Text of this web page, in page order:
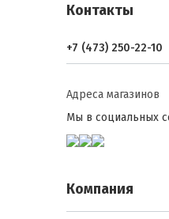
Контакты
+7 (473) 250-22-10
Адреса магазинов
Мы в социальных
Компания